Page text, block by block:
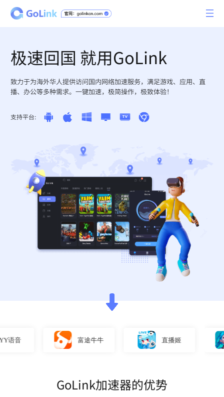
极速回国 就用GoLink
致力于为海外华人提供访问国内网络加速服务，满足游戏、应用、直
播、办公等多种需求。一键加速，极简操作，极致体验！
支持平台:
富途牛牛 直播姬
GoLink加速器的优势